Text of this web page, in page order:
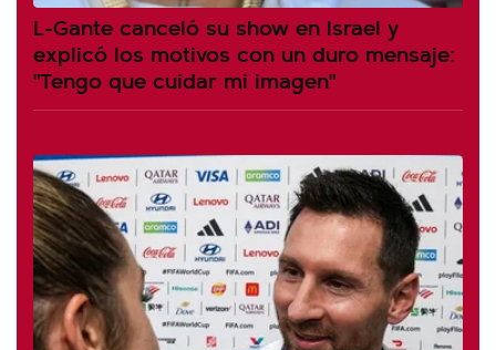
L-Gante canceló su show en Israel y
explicó los motivos con un duro mensaje:
"Tengo que cuidar mi imagen"